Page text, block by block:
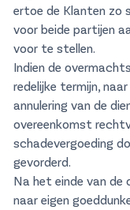
ertoe de Klanten zo
voor beide partijen
voor te stellen.
Indien de
redelijke termijn,
annulering van de
overeenkomst
schadevergoeding
gevorderd.
Na het einde van
naar eigen